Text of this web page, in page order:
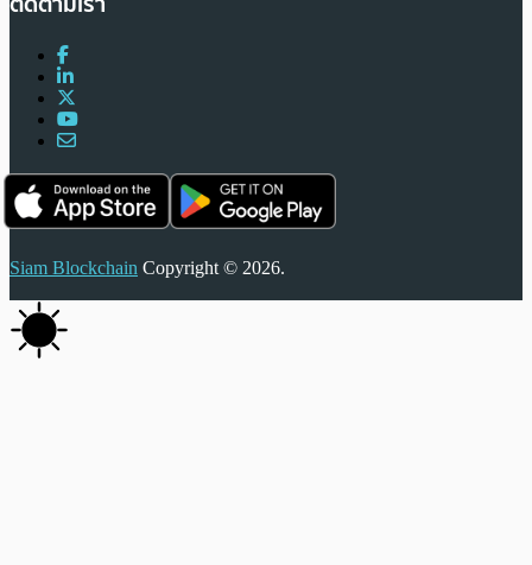
Siam Blockchain Copyright © 2026.